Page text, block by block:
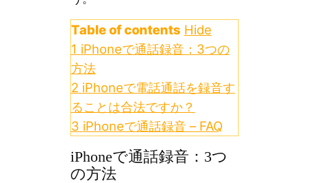
Table of contents Hide
1 iPhoneで通話録音：3つの
方法
2 iPhoneで電話通話を録音す
ることは合法ですか？
3 iPhoneで通話録音 – FAQ
iPhoneで通話録音：3つ
の方法